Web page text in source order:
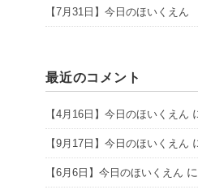
【7月31日】今日のほいくえん
最近のコメント
【4月16日】今日のほいくえん
【9月17日】今日のほいくえん
【6月6日】今日のほいくえん に